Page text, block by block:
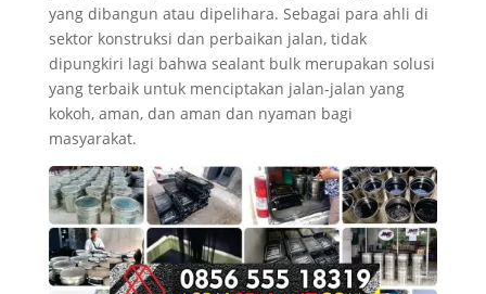
yang dibangun atau dipelihara. Sebagai para ahli di
sektor konstruksi dan perbaikan jalan, tidak
dipungkiri lagi bahwa sealant bulk merupakan solusi
yang terbaik untuk menciptakan jalan-jalan yang
kokoh, aman, dan aman dan nyaman bagi
masyarakat.